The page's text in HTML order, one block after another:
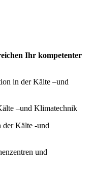
Ihr kompetenter
in der Kälte –und
–und Klimatechnik
der Kälte -und
und